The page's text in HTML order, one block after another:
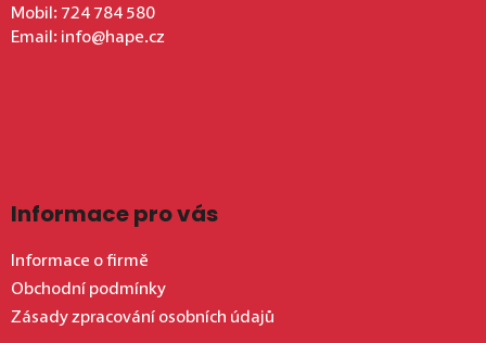
Mobil: 724 784 580
Email: info@hape.cz
Informace pro vás
Informace o firmě
Obchodní podmínky
Zásady zpracování osobních údajů